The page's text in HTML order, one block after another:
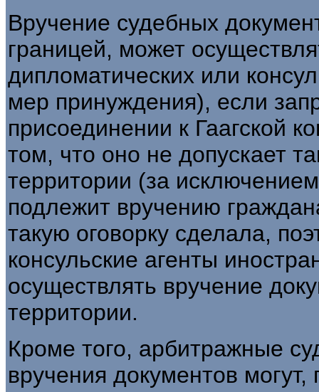
Вручение судебных
границей, может
дипломатических или
мер принуждения), если
присоединении к Гаагской
том, что оно не допускает
территории (за
подлежит вручению
такую оговорку сделала,
консульские агенты
осуществлять вручение
территории.
Кроме того, арбитражные
вручения документов